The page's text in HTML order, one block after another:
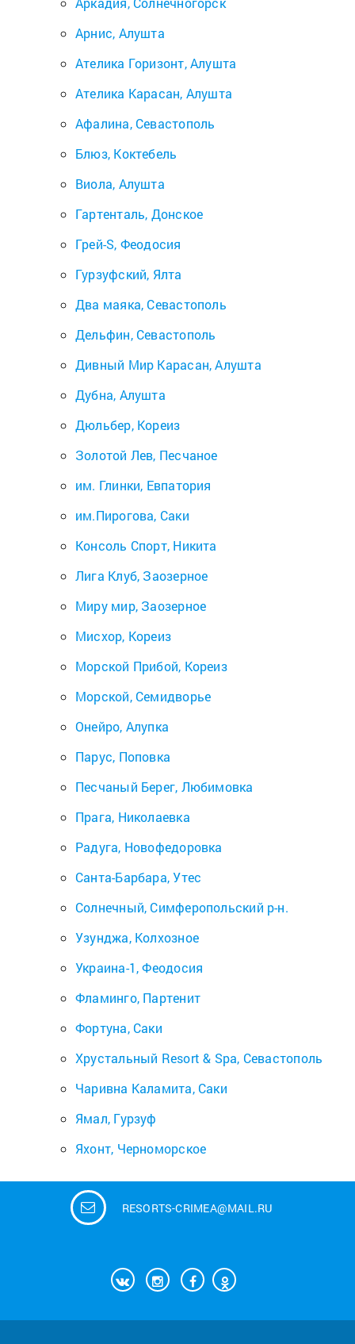
Арнис, Алушта
Ателика Горизонт, Алушта
Ателика Карасан, Алушта
Афалина, Севастополь
Блюз, Коктебель
Виола, Алушта
Гартенталь, Донское
Грей-S, Феодосия
Гурзуфский, Ялта
Два маяка, Севастополь
Дельфин, Севастополь
Дивный Мир Карасан, Алушта
Дубна, Алушта
Дюльбер, Кореиз
Золотой Лев, Песчаное
им. Глинки, Евпатория
им.Пирогова, Саки
Консоль Спорт, Никита
Лига Клуб, Заозерное
Миру мир, Заозерное
Мисхор, Кореиз
Морской Прибой, Кореиз
Морской, Семидворье
Онейро, Алупка
Парус, Поповка
Песчаный Берег, Любимовка
Прага, Николаевка
Радуга, Новофедоровка
Санта-Барбара, Утес
Солнечный, Симферопольский р-н.
Узунджа, Колхозное
Украина-1, Феодосия
Фламинго, Партенит
Фортуна, Саки
Хрустальный Resort & Spa, Севастополь
Чаривна Каламита, Саки
Ямал, Гурзуф
Яхонт, Черноморское
RESORTS-CRIMEA@MAIL.RU